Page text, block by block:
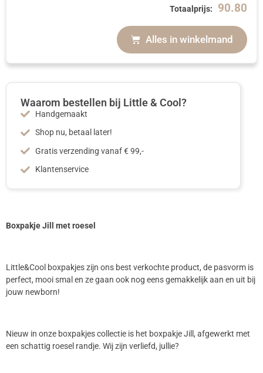
Totaalprijs: 90.80
Alles in winkelmand
Waarom bestellen bij Little & Cool?
Handgemaakt
Shop nu, betaal later!
Gratis verzending vanaf € 99,-
Klantenservice
Boxpakje Jill met roesel
Little&Cool boxpakjes zijn ons best verkochte product, de pasvorm is
perfect, mooi smal en ze gaan ook nog eens gemakkelijk aan en uit bij
jouw newborn!
Nieuw in onze boxpakjes collectie is het boxpakje Jill, afgewerkt met
een schattig roesel randje. Wij zijn verliefd, jullie?